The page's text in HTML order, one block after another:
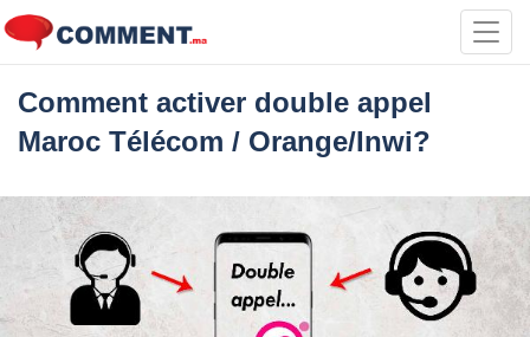
Comment activer double appel
Maroc Télécom / Orange/Inwi?